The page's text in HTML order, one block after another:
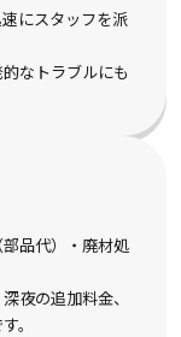
にスタッフを派
なトラブルにも
品代）・廃材処
夜の追加料金、
。